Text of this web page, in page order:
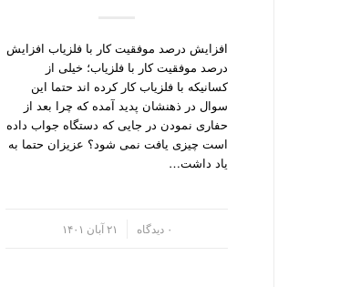
افزایش درصد موفقیت کار با فلزیاب افزایش
درصد موفقیت کار با فلزیاب؛ خیلی از
کسانیکه با فلزیاب کار کرده اند حتما این
سوال در ذهنشان پدید آمده که چرا بعد از
حفاری نمودن در جایی که دستگاه جواب داده
است چیزی یافت نمی شود؟ عزیزان حتما به
یاد داشت…
۰ دیدگاه ۲۱ آبان ۱۴۰۱